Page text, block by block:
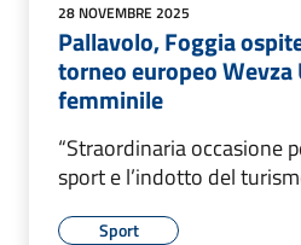
28 NOVEMBRE 2025
Pallavolo, Foggia
torneo europeo Wevza
femminile
“Straordinaria occasione
sport e l’indotto del
Sport